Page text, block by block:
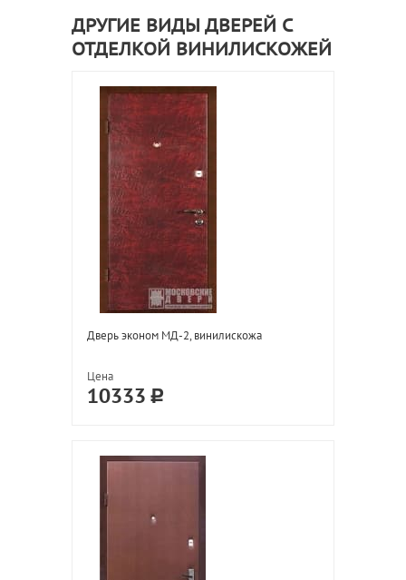
ДРУГИЕ ВИДЫ ДВЕРЕЙ С
ОТДЕЛКОЙ ВИНИЛИСКОЖЕЙ
Дверь эконом МД-2, винилискожа
Цена
10333